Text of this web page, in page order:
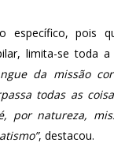
específico, pois
limita-se toda a
da missão
todas as
por natureza,
, destacou.